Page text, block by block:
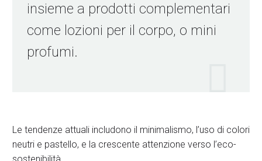
insieme a prodotti complementari
come lozioni per il corpo, o mini
profumi.
Le tendenze attuali includono il minimalismo, l’uso di colori
neutri e pastello, e la crescente attenzione verso l’eco-